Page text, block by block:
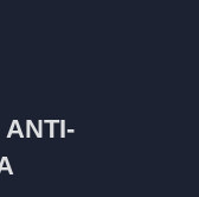
ANTI-